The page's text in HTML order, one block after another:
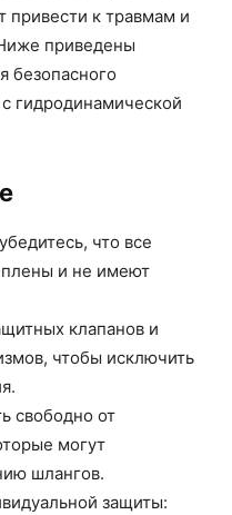
к травмам и
приведены
безопасного
гидродинамической
что все
и не имеют
клапанов и
чтобы исключить
свободно от
могут
шлангов.
защиты: